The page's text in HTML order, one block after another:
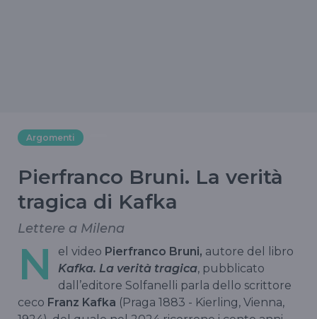
Argomenti
Pierfranco Bruni. La verità
tragica di Kafka
Lettere a Milena
N el video Pierfranco Bruni, autore del libro
Kafka. La verità tragica, pubblicato
dall’editore Solfanelli parla dello scrittore
ceco Franz Kafka (Praga 1883 - Kierling, Vienna,